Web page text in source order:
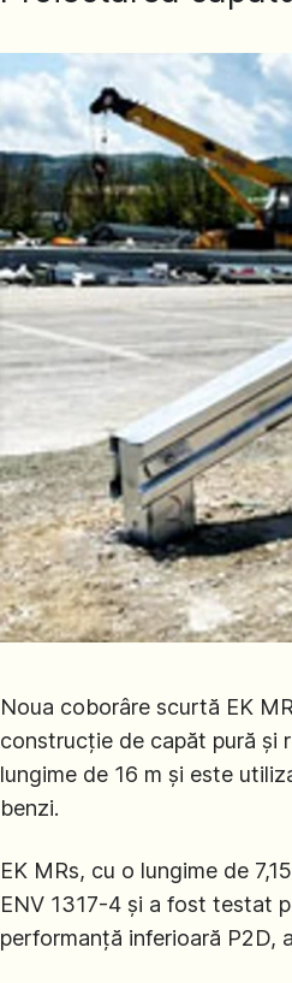
Noua coborâre scurtă EK
construcție de capăt pură și
lungime de 16 m și este
benzi.
EK MRs, cu o lungime de
ENV 1317-4 și a fost testat
performanță inferioară P2D,